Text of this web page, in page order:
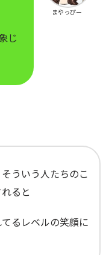
じ
まやっぴー
ういう人たちのこ
ると
るレベルの笑顔に